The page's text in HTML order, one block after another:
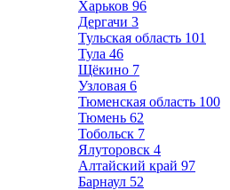
Харьков 96
Дергачи 3
Тульская область 101
Тула 46
Щёкино 7
Узловая 6
Тюменская область 100
Тюмень 62
Тобольск 7
Ялуторовск 4
Алтайский край 97
Барнаул 52